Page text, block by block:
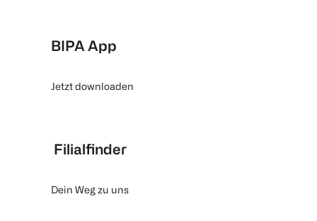
BIPA App
Jetzt downloaden
Filialfinder
Dein Weg zu uns